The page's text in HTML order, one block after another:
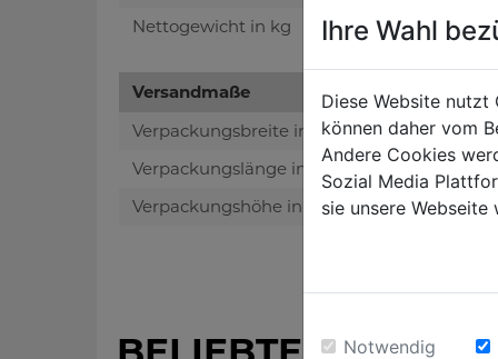
Nettogewicht in kg
Versandmaße
Verpackungsbreite in mm
Verpackungslänge in mm
Verpackungshöhe in mm
Ihre Wahl
Diese Website
können daher vom
Andere Cookies
Sozial Media
sie unsere
Notwendig